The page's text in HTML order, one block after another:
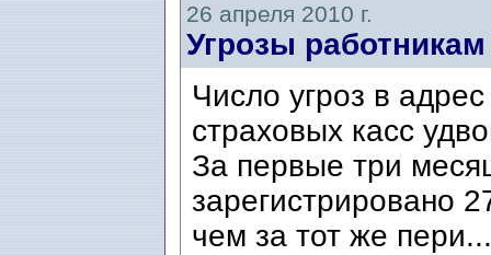
26 апреля 2010 г.
Угрозы
Число угроз в
страховых касс
За первые три
зарегистрировано
чем за тот же